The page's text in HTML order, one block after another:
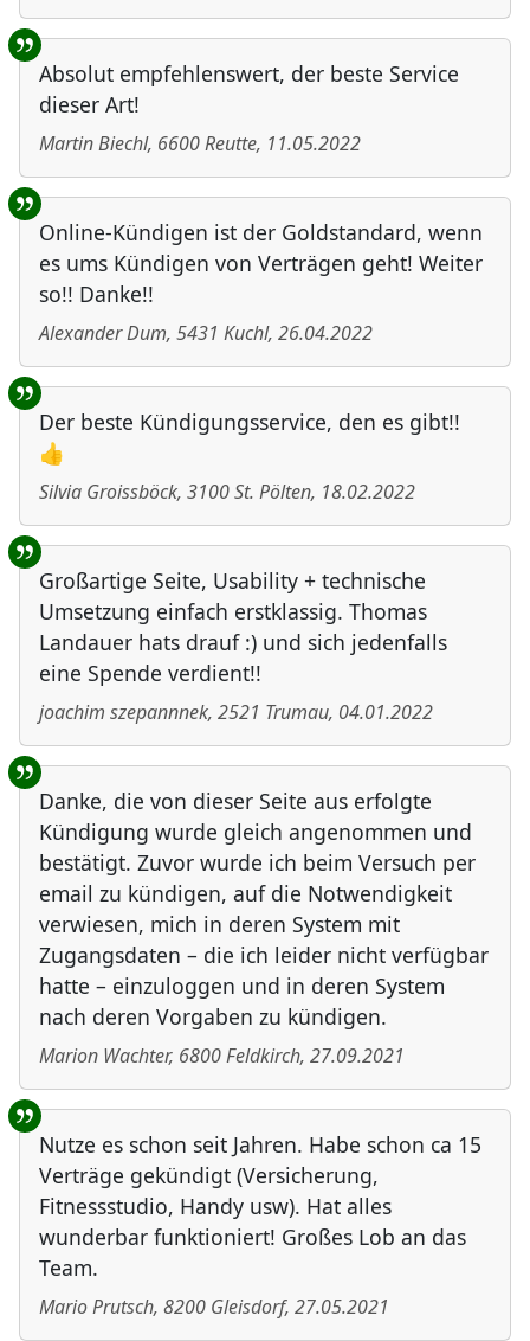
Absolut empfehlenswert, der beste Service
dieser Art!
Martin Biechl, 6600Reutte, 11.05.2022
Online-Kündigen ist der Goldstandard, wenn
es ums Kündigen von Verträgen geht! Weiter
so!! Danke!!
Alexander Dum, 5431 Kuchl, 26.04.2022
Der beste Kündigungsservice, den es gibt!!
👍
Silvia Groissböck, 3100St. Pölten, 18.02.2022
Großartige Seite, Usability + technische
Umsetzung einfach erstklassig. Thomas
Landauer hats drauf :) und sich jedenfalls
eine Spende verdient!!
joachim szepannnek, 2521 Trumau, 04.01.2022
Danke, die von dieser Seite aus erfolgte
Kündigung wurde gleich angenommen und
bestätigt. Zuvor wurde ich beim Versuch per
email zu kündigen, auf die Notwendigkeit
verwiesen, mich in deren System mit
Zugangsdaten – die ich leider nicht verfügbar
hatte – einzuloggen und in deren System
nach deren Vorgaben zu kündigen.
Marion Wachter, 6800Feldkirch, 27.09.2021
Nutze es schon seit Jahren. Habe schon ca 15
Verträge gekündigt (Versicherung,
Fitnessstudio, Handy usw). Hat alles
wunderbar funktioniert! Großes Lob an das
Team.
Mario Prutsch, 8200 Gleisdorf, 27.05.2021